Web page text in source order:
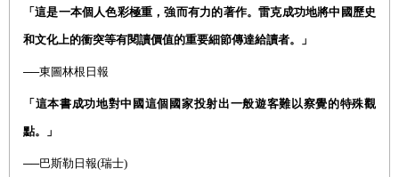
「這是一本個人色彩極重，強而有力的著作。雷克成功地將中國歷史
和文化上的衝突等有閱讀價值的重要細節傳達給讀者。」
──東圖林根日報
「這本書成功地對中國這個國家投射出一般遊客難以察覺的特殊觀
點。」
──巴斯勒日報(瑞士)